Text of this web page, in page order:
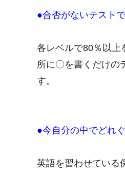
●合否がないテスト
各レベルで80％以上
所に〇を書くだけの
す。
●今自分の中でどれ
英語を習わせている